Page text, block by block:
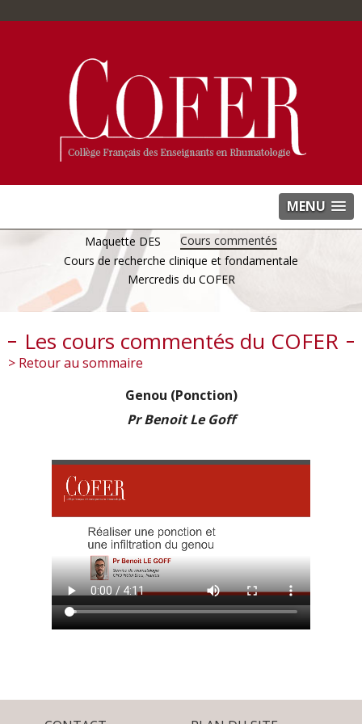
MENU
Maquette DES
Cours commentés
Cours de recherche clinique et fondamentale
Mercredis du COFER
Les cours commentés du COFER
> Retour au sommaire
Genou (Ponction)
Pr Benoit Le Goff